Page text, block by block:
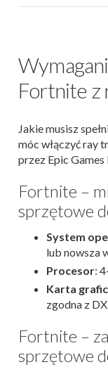
Fortnite z
Jakie musisz
móc włączyć ray
przez Epic
Fortnite –
sprzętowe
System
lub nowsza
Procesor:
Karta
zgodna z
Fortnite –
sprzętowe